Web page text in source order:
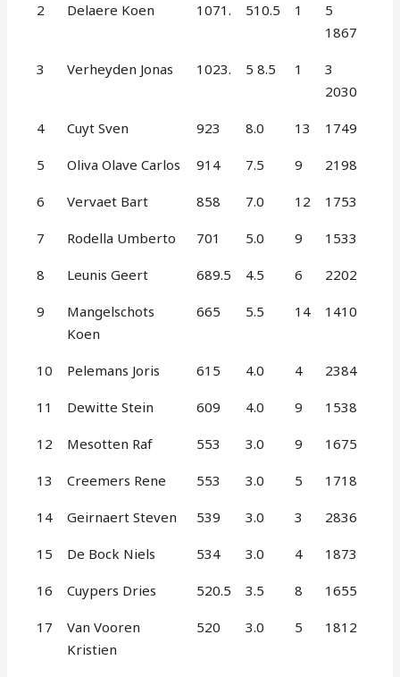
2 Delaere Koen 1071. 510.5 1
5
1867
3 Verheyden Jonas 1023. 5 8.5 1
3
2030
4 Cuyt Sven 923 8.0 13 1749
5 Oliva Olave Carlos 914 7.5 9 2198
6 Vervaet Bart 858 7.0 12 1753
7 Rodella Umberto 701 5.0 9 1533
8 Leunis Geert 689.5 4.5 6 2202
9
Mangelschots
Koen
665 5.5 14 1410
10 Pelemans Joris 615 4.0 4 2384
11 Dewitte Stein 609 4.0 9 1538
12 Mesotten Raf 553 3.0 9 1675
13 Creemers Rene 553 3.0 5 1718
14 Geirnaert Steven 539 3.0 3 2836
15 De Bock Niels 534 3.0 4 1873
16 Cuypers Dries 520.5 3.5 8 1655
17
Van Vooren
Kristien
520 3.0 5 1812